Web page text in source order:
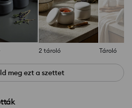
2 tároló Tároló
meg ezt a szettet